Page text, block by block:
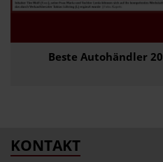
Autohändler 2026
KONTAKT